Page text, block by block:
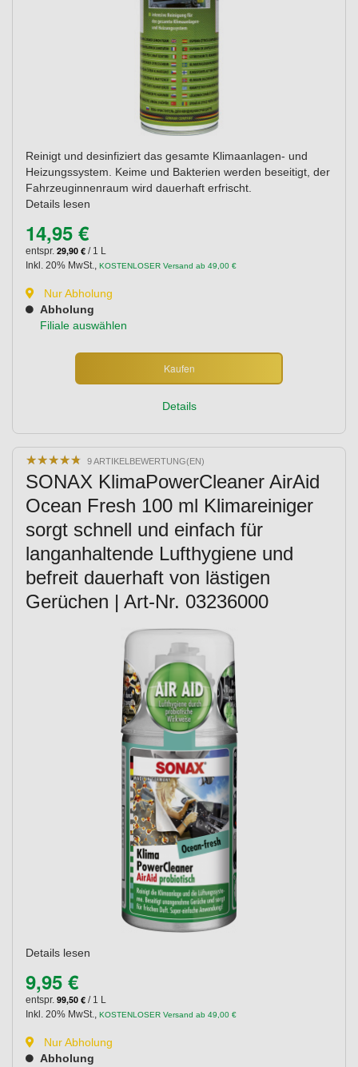
Reinigt und desinfiziert das gesamte Klimaanlagen- und
Heizungssystem. Keime und Bakterien werden beseitigt, der
Fahrzeuginnenraum wird dauerhaft erfrischt.
Details lesen
14,95 €
entspr. 29,90 € / 1 L
Inkl. 20% MwSt., KOSTENLOSER Versand ab 49,00 €
Nur Abholung
Abholung
Filiale auswählen
Kaufen
Details
★★★★★
★★★★★ 9 ARTIKELBEWERTUNG(EN)
SONAX KlimaPowerCleaner AirAid
Ocean Fresh 100 ml Klimareiniger
sorgt schnell und einfach für
langanhaltende Lufthygiene und
befreit dauerhaft von lästigen
Gerüchen | Art-Nr. 03236000
Details lesen
9,95 €
entspr. 99,50 € / 1 L
Inkl. 20% MwSt., KOSTENLOSER Versand ab 49,00 €
Nur Abholung
Abholung